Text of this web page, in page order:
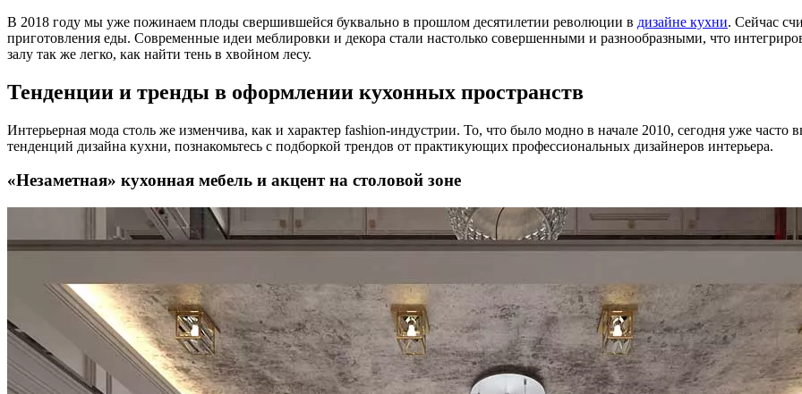
В 2018 году мы уже пожинаем плоды свершившейся буквально в прошлом десятилетии революции в дизайне кухни. Сейчас
приготовления еды. Современные идеи меблировки и декора стали настолько совершенными и разнообразными, что
залу так же легко, как найти тень в хвойном лесу.
Тенденции и тренды в оформлении кухонных пространств
Интерьерная мода столь же изменчива, как и характер fashion-индустрии. То, что было модно в начале 2010, сегодня уже часто
тенденций дизайна кухни, познакомьтесь с подборкой трендов от практикующих профессиональных дизайнеров интерьера.
«Незаметная» кухонная мебель и акцент на столовой зоне